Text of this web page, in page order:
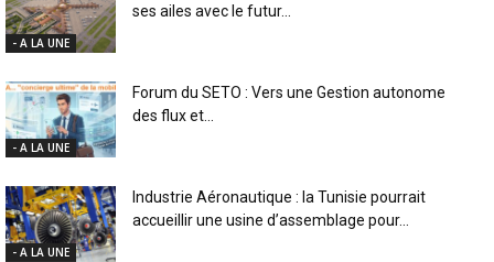
- A LA UNE
ses ailes avec le futur...
- A LA UNE
Forum du SETO : Vers une Gestion autonome
des flux et...
- A LA UNE
Industrie Aéronautique : la Tunisie pourrait
accueillir une usine d’assemblage pour...